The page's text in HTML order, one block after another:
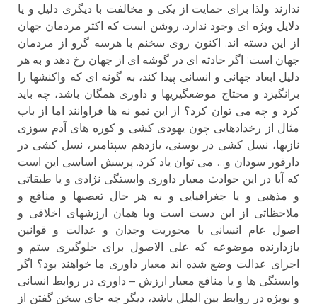
ندارند ولذا برای حمایت از یکی و مخالفت با دیگری دلیل و یا
دلایل ویژه ای وجود ندارد. روشن است که اکثر مردمان جهان
از این دسته اند. اکنون روی سخنم با هرسه گرو از مردمان
جهان است: اگر حادثه ای در گوشه ای از جهان رخ دهد و به هر
دلیل ابعاد جهانی و انسانی پیدا کند، به گونه ای که واکنشها را
برانگیزد و محتاج موضعگیریها و داوری همگان باشد، چه باید
کرد و چه می توان کرد؟ از این نمو نه ها فراوانند اما از باب
مثال از رخدادهایی چون یهودی کشی و کوره های آدم سوزی
نازیها، نسل کشی در بوسنی، یازدهم سپتامبر، نسل کشی در
دارفور سودان و… می توان یاد کرد. پرسش اساسی این است
که آیا در این حوادث معیار داوری وابستگی نژادی و یا طبقاتی
و مذهبی و یا جغرافیایی و به هر حال تعصبها و منافع و
ملاحظاتی از این دست است ویا همان ارزشهای اخلاقی و
اصول عام انسانی با محوریت وجدان و عدالت و قوانین
بازدارنده موضوعه که علی الاصول برای جلوگیری ستم و
اجرای عدالت وضع شده اند معیار داوری ما خواهند بود؟ اگر
وابستگی ها و یا منافع معیار ارزش – داوری در روابط انسانی
و بویژه در روابط بین الملل باشد، دیگر چه جای سخن گفتن از